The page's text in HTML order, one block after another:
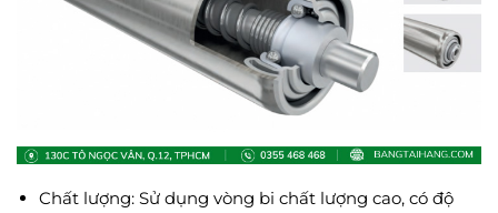
Chất lượng: Sử dụng vòng bi chất lượng cao, có độ